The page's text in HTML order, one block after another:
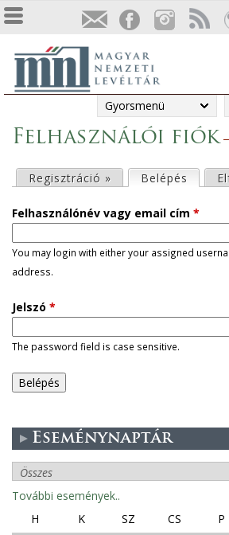
Gyorsmenü
Felhasználói fiók
l
s
ő
d
l
e
e
s
Regisztráció » Belépés (aktív
Felhasználónév vagy email cím *
You may login with either your assigned
address.
Jelszó *
The password field is case sensitive.
Eseménynaptár
További események..
H
K SZ CS P